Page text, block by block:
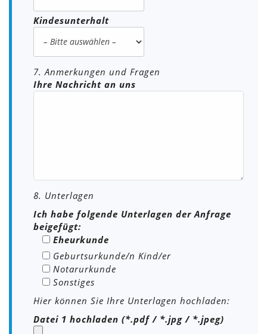
Kindesunterhalt
7. Anmerkungen und Fragen
Ihre Nachricht an uns
8. Unterlagen
Ich habe folgende Unterlagen der Anfrage
beigefügt:
Eheurkunde
Geburtsurkunde/n Kind/er
Notarurkunde
Sonstiges
Hier können Sie Ihre Unterlagen hochladen:
Datei 1 hochladen (*.pdf / *.jpg / *.jpeg)